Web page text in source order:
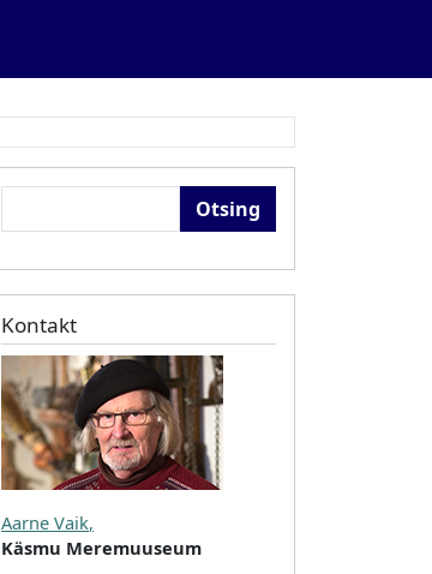
Kontakt
Aarne Vaik,
Käsmu Meremuuseum